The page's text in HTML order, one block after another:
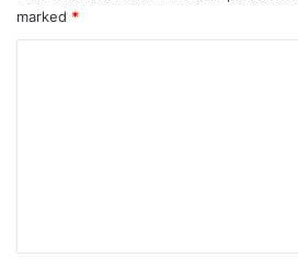
marked *
t